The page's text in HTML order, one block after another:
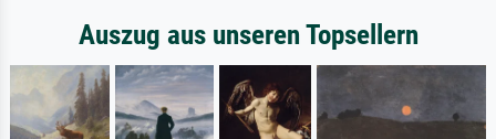
Auszug aus unseren Topsellern